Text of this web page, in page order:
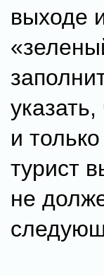
выходе
и
турист
не